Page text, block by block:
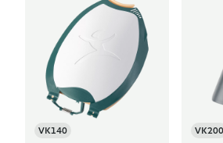
VK140 VK200